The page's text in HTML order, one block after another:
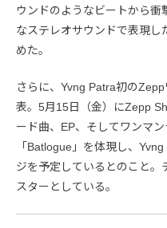
ウンドのようなビートから
なステレオサウンドで表現
めた。
さらに、Yvng Patra初の
表。5月15日（金）にZepp
ード曲、EP、そしてワンマ
「Batlogue」を体現し、
ジを予定しているとのこと
スターとしている。